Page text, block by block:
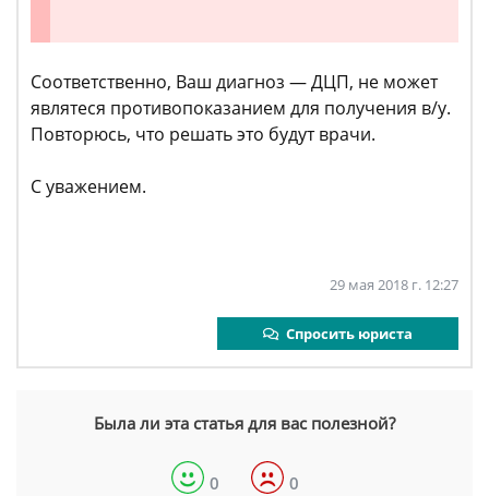
Соответственно, Ваш диагноз — ДЦП, не может
являтеся противопоказанием для получения в/у.
Повторюсь, что решать это будут врачи.
С уважением.
29 мая 2018 г. 12:27
Спросить юриста
Была ли эта статья для вас полезной?
0 0